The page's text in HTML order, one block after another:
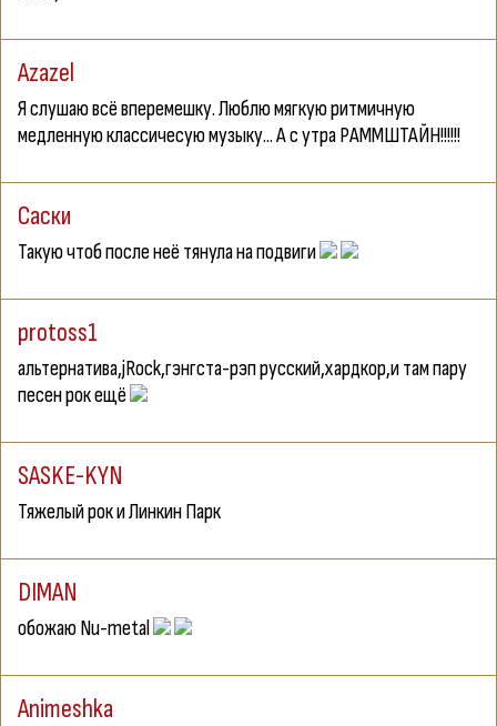
Azazel
Я слушаю всё вперемешку. Люблю мягкую ритмичную
медленную классичесую музыку... А с утра РАММШТАЙН!!!!!!
Cаски
Такую чтоб после неё тянула на подвиги
protoss1
альтернатива,jRock,гэнгста-рэп русский,хардкор,и там пару
песен рок ещё
SASKE-KYN
Тяжелый рок и Линкин Парк
DIMAN
обожаю Nu-metal
Animeshka